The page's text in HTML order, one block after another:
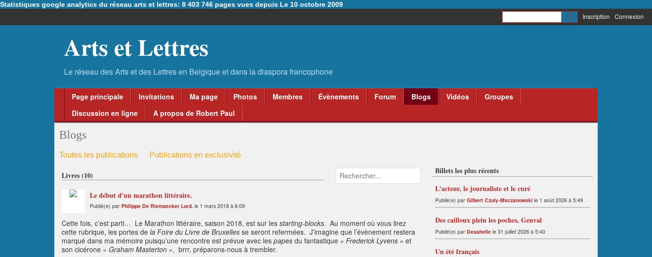
Statistiques google analytics du réseau arts et lettres: 8 403 746 pages vues depuis Le 10 octobre 2009
Inscription Connexion
Arts et Lettres
Page principale Invitations Ma page Photos Membres Évènements Forum Blogs Vidéos
Groupes
Discussion en ligne
A propos de Robert Paul
Blogs
Toutes les publications Publications en exclusivité
Livres (10)
Le début d'un marathon littéraire.
Publié(e) par Philippe De Riemaecker Lord. le 1 mars 2018 à 6:09
Cette fois, c’est parti… Le Marathon littéraire, saison 2018, est sur les starting-blocks. Au moment où vous lirez
cette rubrique, les portes de la Foire du Livre de Bruxelles se seront refermées. J’imagine que l’évènement restera
marqué dans ma mémoire puisqu’une rencontre est prévue avec les papes du fantastique « Frederick Lyvens » et
son cicérone « Graham Masterton », brrr, préparons-nous à trembler.
Billets les plus récents
L'acteur, le journaliste et le curé
Publié(e) par Gilbert Czuly-Msczanowski le 1 août 2026 à 5:49
Des cailloux plein les poches, Genval
Publié(e) par Deashelle le 31 juillet 2026 à 5:40
Un été français